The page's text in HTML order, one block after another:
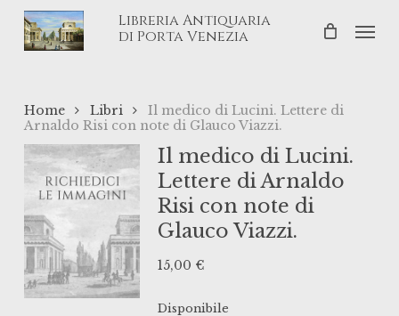
Skip
Libreria Antiquaria
di Porta Venezia
Home Libri
Il medico di Lucini. Lettere di
Arnaldo Risi con note di Glauco Viazzi.
Il medico di Lucini.
Lettere di Arnaldo
Risi con note di
Glauco Viazzi.
15,00 €
Disponibile